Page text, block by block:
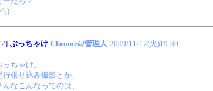
2] ぶっちゃけ Chrome@管理人 2009/11/17(火)19:30
っちゃけ。
行張り込み撮影とか、
んなこんなってのは、